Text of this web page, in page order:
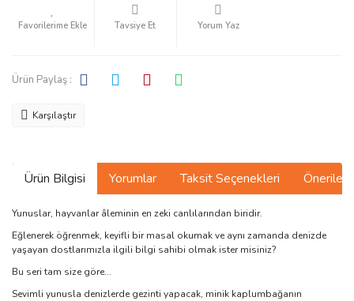
Tavsiye Et Yorum Yaz
Ürün Paylaş :
Karşılaştır
Ürün Bilgisi Yorumlar Taksit Seçenekleri
Yunuslar, hayvanlar âleminin en zeki canlılarından biridir.
Eğlenerek öğrenmek, keyifli bir masal okumak ve aynı zamanda denizde
yaşayan dostlarımızla ilgili bilgi sahibi olmak ister misiniz?
Bu seri tam size göre...
Sevimli yunusla denizlerde gezinti yapacak, minik kaplumbağanın